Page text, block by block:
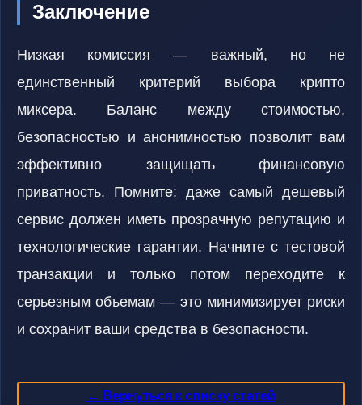
Заключение
Низкая комиссия — важный, но не
единственный критерий выбора крипто
миксера. Баланс между стоимостью,
безопасностью и анонимностью позволит вам
эффективно защищать финансовую
приватность. Помните: даже самый дешевый
сервис должен иметь прозрачную репутацию и
технологические гарантии. Начните с тестовой
транзакции и только потом переходите к
серьезным объемам — это минимизирует риски
и сохранит ваши средства в безопасности.
← Вернуться к списку статей